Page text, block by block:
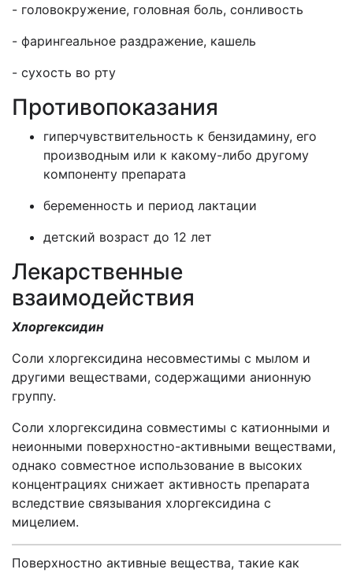
- головокружение, головная боль, сонливость
- фарингеальное раздражение, кашель
- сухость во рту
Противопоказания
гиперчувствительность к бензидамину, его
производным или к какому-либо другому
компоненту препарата
беременность и период лактации
детский возраст до 12 лет
Лекарственные
взаимодействия
Хлоргексидин
Соли хлоргексидина несовместимы с мылом и
другими веществами, содержащими анионную
группу.
Соли хлоргексидина совместимы с катионными и
неионными поверхностно-активными веществами,
однако совместное использование в высоких
концентрациях снижает активность препарата
вследствие связывания хлоргексидина с
мицелием.
Поверхностно активные вещества, такие как